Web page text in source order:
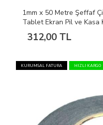
1mm x 50 Metre Şeffaf
Tablet Ekran Pil ve Kasa
312,00 TL
KURUMSAL FATURA HIZLI KARGO